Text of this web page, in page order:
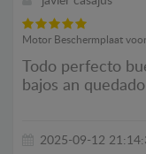
Motor Beschermplaat
Todo perfecto
bajos an
2025-09-12